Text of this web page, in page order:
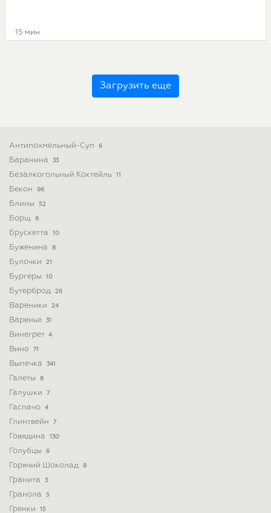
15 мин
Загрузить еще
Антипохмельный-Суп 6
Баранина 33
Безалкогольный Коктейль 11
Бекон 96
Блины 52
Борщ 8
Брускетта 10
Буженина 8
Булочки 21
Бургеры 10
Бутерброд 26
Вареники 24
Варенье 31
Винегрет 4
Вино 71
Выпечка 341
Галеты 8
Галушки 7
Гаспачо 4
Глинтвейн 7
Говядина 130
Голубцы 6
Горячий Шоколад 8
Гранита 3
Гранола 5
Гренки 15